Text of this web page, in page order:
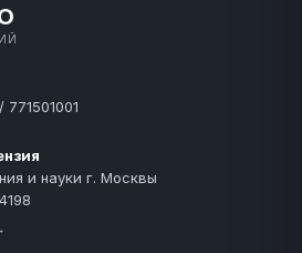
и науки г. Москвы